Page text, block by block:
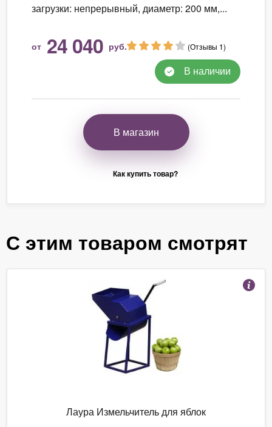
загрузки: непрерывный, диаметр: 200 мм,...
от 24 040 руб. (Отзывы 1)
В наличии
В магазин
Как купить товар?
С этим товаром смотрят
Лаура Измельчитель для яблок